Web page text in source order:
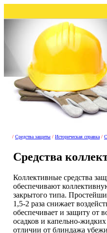
/ Средства защиты / Историческая справка /
Средства
Коллективные средства
обеспечивают
закрытого типа.
1,5-2 раза снижает
обеспечивает и защиту от
осадков и капельно-
отличии от блиндажа